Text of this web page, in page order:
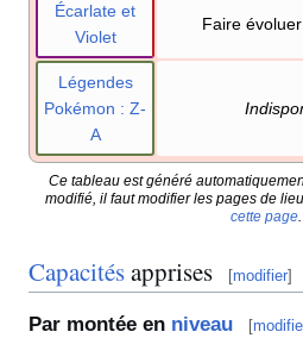
Écarlate et
Violet
Faire évoluer
Légendes
Pokémon : Z-
A
Ce tableau est généré
modifié, il faut modifier les pages de
cette page
Capacitésapprises [modifier]
Par montée en niveau [